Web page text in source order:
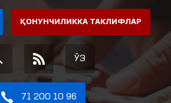
ҚОНУНЧИЛИККА ТАКЛИФЛАР
ЎЗ
71 200 10 96